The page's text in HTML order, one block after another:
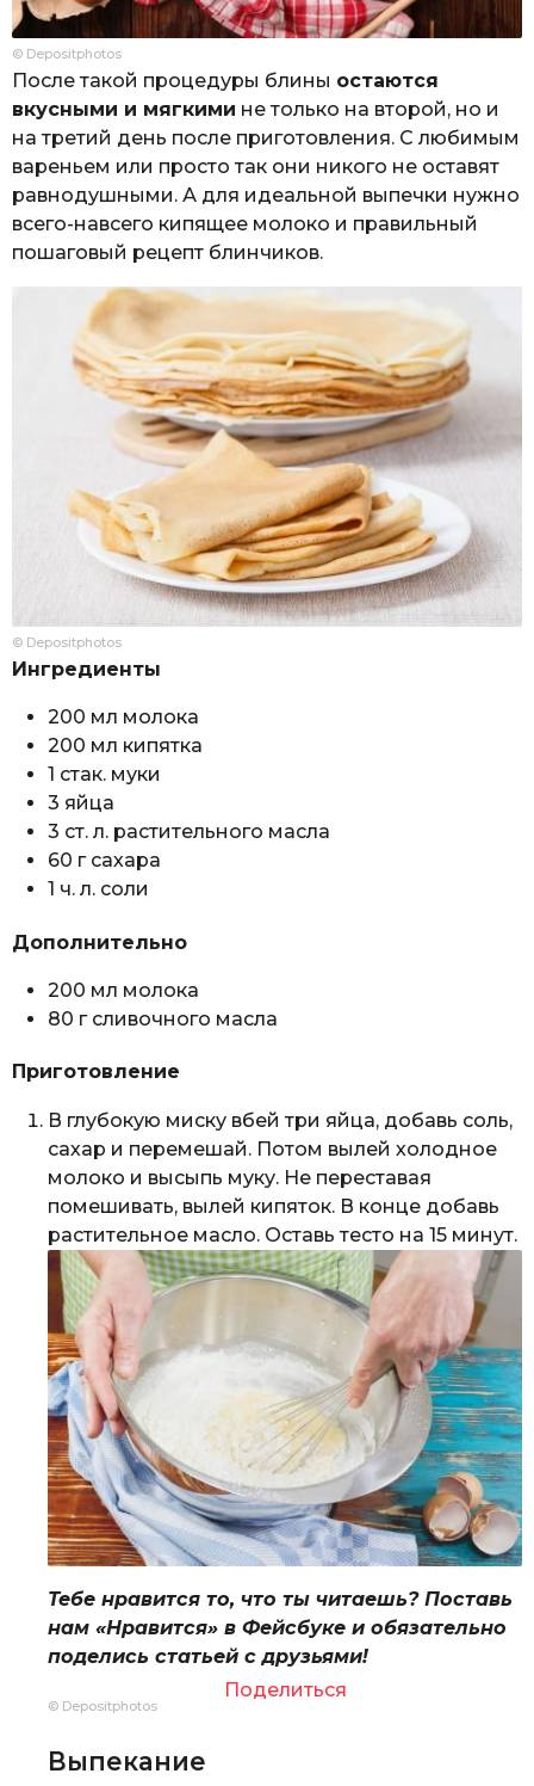
© Depositphotos
После такой процедуры блины остаются
вкусными и мягкими не только на второй, но и
на третий день после приготовления. С любимым
вареньем или просто так они никого не оставят
равнодушными. А для идеальной выпечки нужно
всего-навсего кипящее молоко и правильный
пошаговый рецепт блинчиков.
© Depositphotos
Ингредиенты
200 мл молока
200 мл кипятка
1 стак. муки
3 яйца
3 ст. л. растительного масла
60 г сахара
1 ч. л. соли
Дополнительно
200 мл молока
80 г сливочного масла
Приготовление
В глубокую миску вбей три яйца, добавь соль,
сахар и перемешай. Потом вылей холодное
молоко и высыпь муку. Не переставая
помешивать, вылей кипяток. В конце добавь
растительное масло. Оставь тесто на 15 минут.
Тебе нравится то, что ты читаешь? Поставь
нам «Нравится» в Фейсбуке и обязательно
поделись статьей с друзьями!
Поделиться
© Depositphotos
Выпекание